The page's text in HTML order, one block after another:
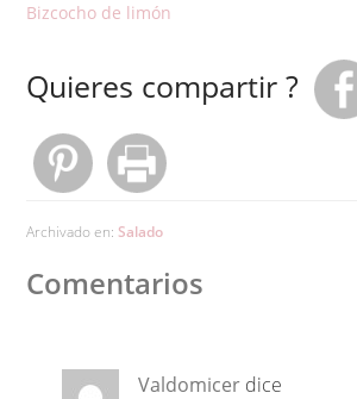
Bizcocho de limón
Quieres compartir ?
Archivado en: Salado
Comentarios
Valdomicer dice